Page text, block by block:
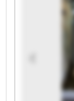
Gép Kft.
Maurer
Kft. Maurer